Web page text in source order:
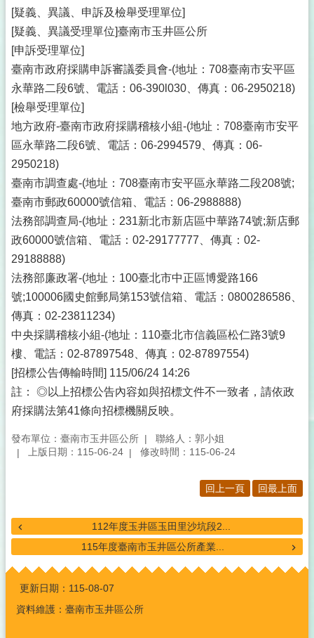
[疑義、異議、申訴及檢舉受理單位]
[疑義、異議受理單位]臺南市玉井區公所
[申訴受理單位]
臺南市政府採購申訴審議委員會-(地址：708臺南市安平區
永華路二段6號、電話：06-390l030、傳真：06-2950218)
[檢舉受理單位]
地方政府-臺南市政府採購稽核小組-(地址：708臺南市安平
區永華路二段6號、電話：06-2994579、傳真：06-
2950218)
臺南市調查處-(地址：708臺南市安平區永華路二段208號;
臺南市郵政60000號信箱、電話：06-2988888)
法務部調查局-(地址：231新北市新店區中華路74號;新店郵
政60000號信箱、電話：02-29177777、傳真：02-
29188888)
法務部廉政署-(地址：100臺北市中正區博愛路166
號;100006國史館郵局第153號信箱、電話：0800286586、
傳真：02-23811234)
中央採購稽核小組-(地址：110臺北市信義區松仁路3號9
樓、電話：02-87897548、傳真：02-87897554)
[招標公告傳輸時間] 115/06/24 14:26
註： ◎以上招標公告內容如與招標文件不一致者，請依政
府採購法第41條向招標機關反映。
發布單位：臺南市玉井區公所
聯絡人：郭小姐
上版日期：115-06-24
修改時間：115-06-24
回上一頁 回最上面
112年度玉井區玉田里沙坑段2...
115年度臺南市玉井區公所產業...
:::
更新日期： 115-08-07
資料維護：臺南市玉井區公所